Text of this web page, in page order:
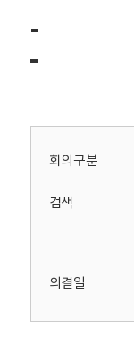
위
회
-
회의구분
검색
의결일